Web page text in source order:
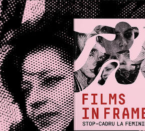
Films in Frame#2 |